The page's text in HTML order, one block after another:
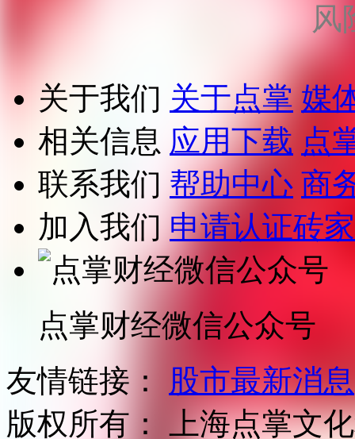
风
关于我们 关于点掌 媒
相关信息 应用下载 点
联系我们 帮助中心 商
加入我们 申请认证砖家
点掌财经微信公众号
友情链接：
股市最新消息
版权所有：
上海点掌文